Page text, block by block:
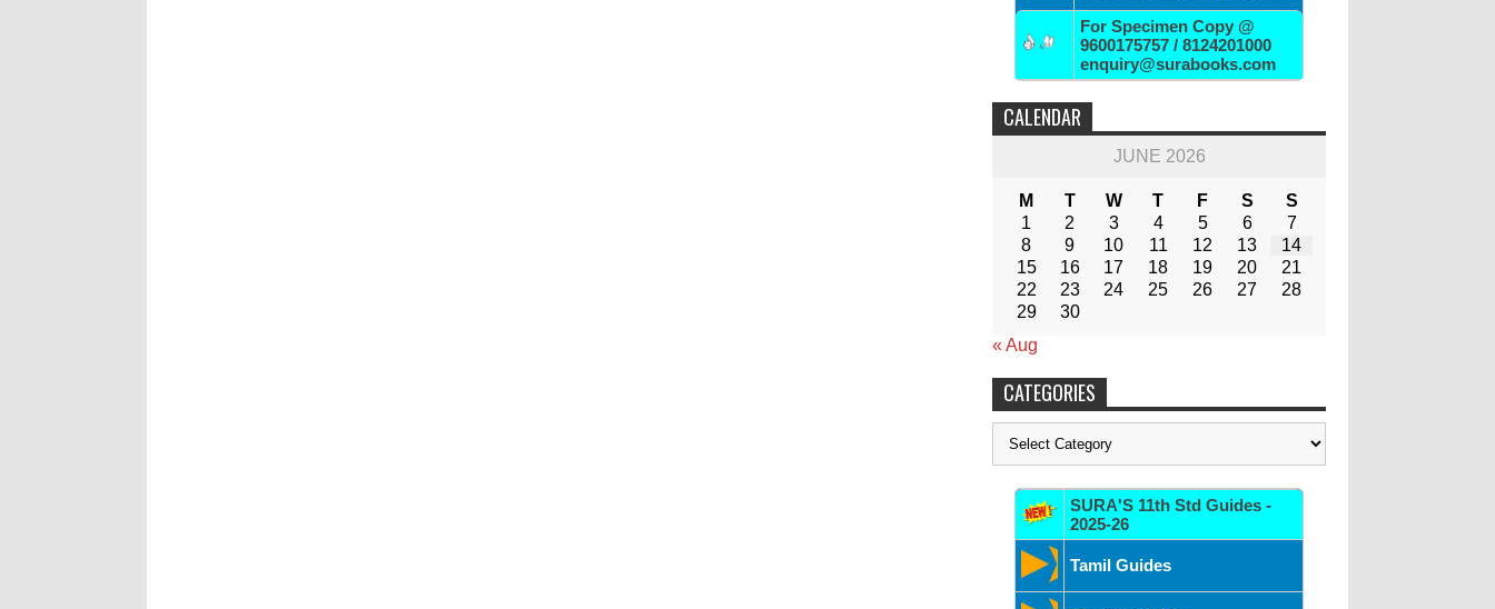
For Specimen Copy @
9600175757 / 8124201000
enquiry@surabooks.com
CALENDAR
JUNE 2026
M T W T F S
S
1
2 3 4 5 6
7
8
9 10 11 12 13
14
15
16 17 18 19 20
21
22
23 24 25 26 27
28
29
30
« Aug
CATEGORIES
Categories
SURA'S 11th Std Guides -
2025-26
Tamil Guides